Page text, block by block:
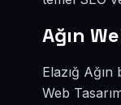
Ağın
Elazığ
Web